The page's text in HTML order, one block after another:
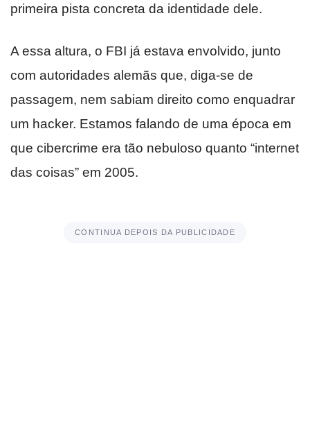
primeira pista concreta da identidade dele.
A essa altura, o FBI já estava envolvido, junto
com autoridades alemãs que, diga-se de
passagem, nem sabiam direito como enquadrar
um hacker. Estamos falando de uma época em
que cibercrime era tão nebuloso quanto “internet
das coisas” em 2005.
CONTINUA DEPOIS DA PUBLICIDADE